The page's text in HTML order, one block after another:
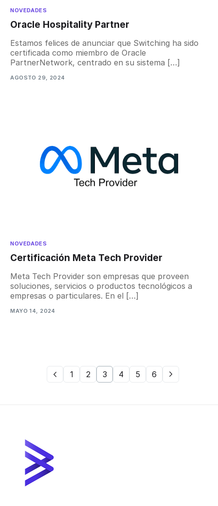
NOVEDADES
Oracle Hospitality Partner
Estamos felices de anunciar que Switching ha sido
certificada como miembro de Oracle
PartnerNetwork, centrado en su sistema […]
AGOSTO 29, 2024
NOVEDADES
Certificación Meta Tech Provider
Meta Tech Provider son empresas que proveen
soluciones, servicios o productos tecnológicos a
empresas o particulares. En el […]
MAYO 14, 2024
1 2 3 4 5 6